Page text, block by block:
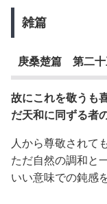
雑篇
庚桑楚篇 第二十
故にこれを敬うも
だ天和に同ずる者
人から尊敬されて
ただ自然の調和と
いい意味での鈍感